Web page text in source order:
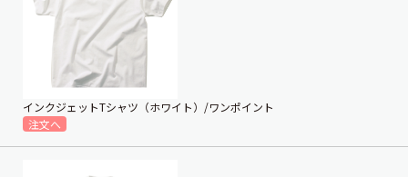
インクジェットTシャツ（ホワイト）/ワンポイント